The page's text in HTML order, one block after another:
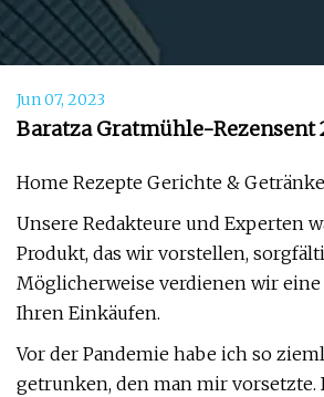
Jun 07, 2023
Baratza Gratmühle-Rezensent
Home Rezepte Gerichte &
Unsere Redakteure und Experten
Produkt, das wir vorstellen,
Möglicherweise verdienen wir eine
Ihren Einkäufen.
Vor der Pandemie habe ich so
getrunken, den man mir vorsetzte.